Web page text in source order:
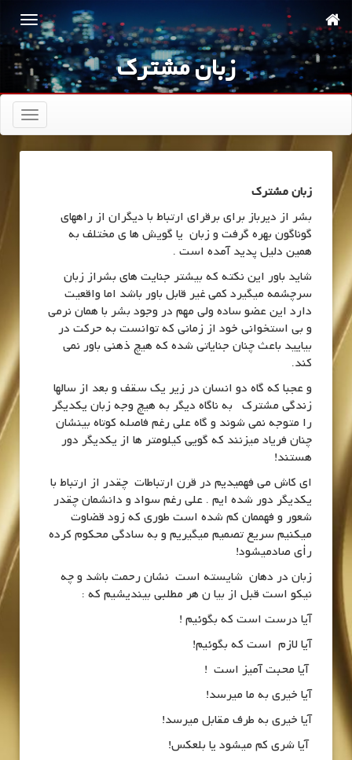
زبان مشترک
ناوبری
زبان مشترک
بشر از دیرباز برای برقرای ارتباط با دیگران از راههای
گوناگون بهره گرفت و زبان یا گویش ها ی مختلف به
همین دلیل پدید آمده است .
شاید باور این نکته که بیشتر جنایت های بشراز زبان
سرچشمه میگیرد کمی غیر قابل باور باشد اما واقعیت
دارد این عضو ساده ولی مهم در وجود بشر با همان نرمی
و بی استخوانی خود از زمانی که توانست به حرکت در
بیایید باعث چنان جنایاتی شده که هیچ ذهنی باور نمی
کند.
و عجبا که گاه دو انسان در زیر یک سقف و بعد از سالها
زندگی مشترک به ناگاه دیگر به هیچ وجه زبان یکدیگر
را متوجه نمی شوند و گاه علی رغم فاصله کوتاه بینشان
چنان فریاد میزنند که گویی کیلومتر ها از یکدیگر دور
هستند!
ای کاش می فهمیدیم در قرن ارتباطات چقدر از ارتباط با
یکدیگر دور شده ایم . علی رغم سواد و دانشمان چقدر
شعور و فهممان کم شده است طوری که زود قضاوت
میکنیم سریع تصمیم میگیریم و به سادگی محکوم کرده
رأی صادمیشود!
زبان در دهان شایسته است نشان رحمت باشد و چه
نیکو است قبل از بیا ن هر مطلبی بیندیشیم که :
آیا درست است که بگوئیم !
آیا لازم است که بگوئیم!
آیا محبت آمیز است !
آیا خیری به ما میرسد!
آیا خیری به طرف مقابل میرسد!
آیا شری کم میشود یا بلعکس!